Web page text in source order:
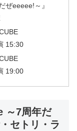
ぜeeeee!～』
15:30
19:00
～7周年だ
セトリ・ラ